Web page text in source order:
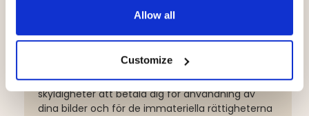
Allow all
Customize
-
MEN'S HUNTING TROUSERS,
VAPITI LAPONIA -
MEN'S
HUNTING
häri, och (iii) Jägarliv Sverige AB:s användning av
dina bilder inte kommer att kränka någon tredje
Härmed befriar du Jägarliv Sverige AB från alla
skyldigheter att betala dig för användning av
dina bilder och för de immateriella rättigheterna